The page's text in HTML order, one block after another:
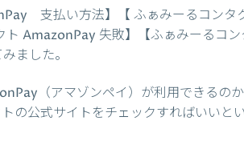
支払い方法】【 ふぁみーるコンタ
AmazonPay 失敗】【ふぁみーるコン
ました。
（アマゾンペイ）が利用できるの
の公式サイトをチェックすればいいと